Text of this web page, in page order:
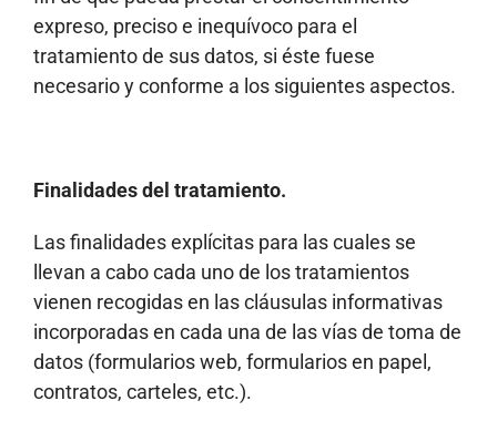
expreso, preciso e inequívoco para el
tratamiento de sus datos, si éste fuese
necesario y conforme a los siguientes aspectos.
Finalidades del tratamiento.
Las finalidades explícitas para las cuales se
llevan a cabo cada uno de los tratamientos
vienen recogidas en las cláusulas informativas
incorporadas en cada una de las vías de toma de
datos (formularios web, formularios en papel,
contratos, carteles, etc.).